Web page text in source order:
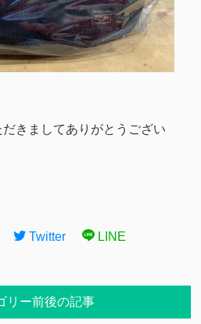
きましてありがとうござい
Twitter LINE
リー前後の記事